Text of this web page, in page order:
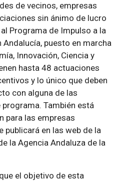
de vecinos, empresas
sin ánimo de lucro
Programa de Impulso a la
puesto en marcha
Innovación, Ciencia y
hasta 48 actuaciones
y lo único que deben
con alguna de las
También está
para las empresas
publicará en las web de la
la Agencia Andaluza de la
el objetivo de esta